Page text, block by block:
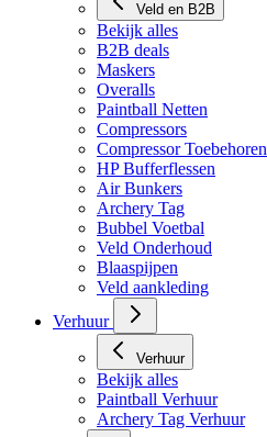
Veld en B2B
Bekijk alles
B2B deals
Maskers
Overalls
Paintball Netten
Compressors
Compressor Toebehoren
HP Bufferflessen
Air Bunkers
Archery Tag
Bubbel Voetbal
Veld Onderhoud
Blaaspijpen
Veld aankleding
Verhuur
Verhuur
Bekijk alles
Paintball Verhuur
Archery Tag Verhuur